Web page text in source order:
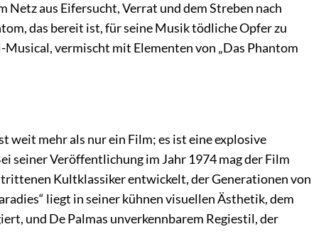
aus Eifersucht, Verrat und dem Streben nach
das bereit ist, für seine Musik tödliche Opfer zu
Musical, vermischt mit Elementen von „Das Phantom
weit mehr als nur ein Film; es ist eine explosive
seiner Veröffentlichung im Jahr 1974 mag der Film
Kultklassiker entwickelt, der Generationen von
liegt in seiner kühnen visuellen Ästhetik, dem
und De Palmas unverkennbarem Regiestil, der